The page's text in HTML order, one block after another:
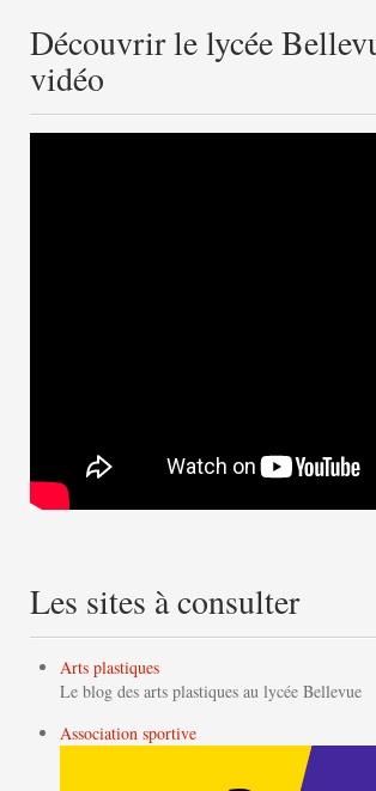
Découvrir le lycée
vidéo
Les sites à consulter
Arts plastiques
Le blog des arts plastiques au lycée Bellevue
Association sportive